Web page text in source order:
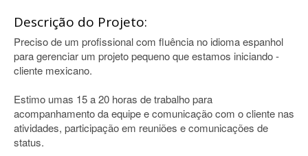
Descrição do Projeto:
Preciso de um profissional com fluência no idioma espanhol
para gerenciar um projeto pequeno que estamos iniciando -
cliente mexicano.
Estimo umas 15 a 20 horas de trabalho para
acompanhamento da equipe e comunicação com o cliente nas
atividades, participação em reuniões e comunicações de
status.